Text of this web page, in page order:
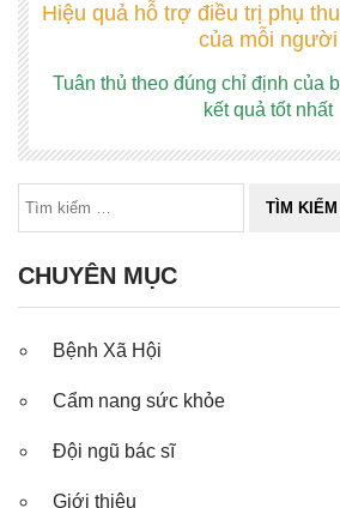
Hiệu quả hỗ trợ điều trị phụ
của mỗi người
Tuân thủ theo đúng chỉ định của
kết quả tốt nhất
CHUYÊN MỤC
Bệnh Xã Hội
Cẩm nang sức khỏe
Đội ngũ bác sĩ
Giới thiệu